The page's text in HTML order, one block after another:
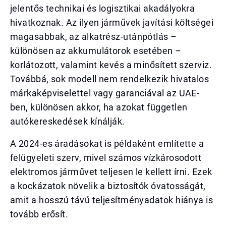
jelentős technikai és logisztikai akadályokra
hivatkoznak. Az ilyen járművek javítási költségei
magasabbak, az alkatrész-utánpótlás –
különösen az akkumulátorok esetében –
korlátozott, valamint kevés a minősített szerviz.
Továbbá, sok modell nem rendelkezik hivatalos
márkaképviselettel vagy garanciával az UAE-
ben, különösen akkor, ha azokat független
autókereskedések kínálják.
A 2024-es áradásokat is példaként említette a
felügyeleti szerv, mivel számos vízkárosodott
elektromos járművet teljesen le kellett írni. Ezek
a kockázatok növelik a biztosítók óvatosságát,
amit a hosszú távú teljesítményadatok hiánya is
tovább erősít.